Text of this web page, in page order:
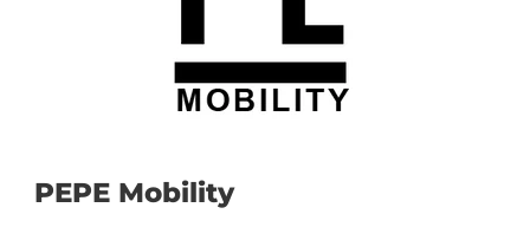
PEPE Mobility